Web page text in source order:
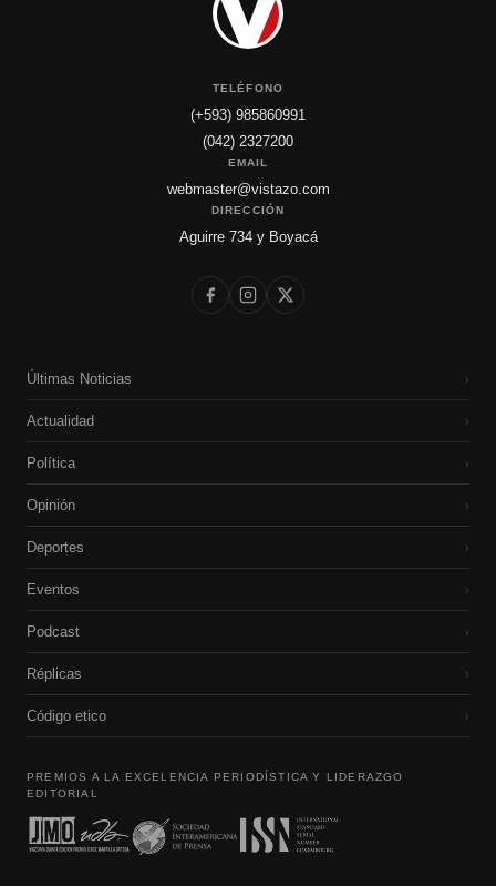
TELÉFONO
(+593) 985860991
(042) 2327200
EMAIL
webmaster@vistazo.com
DIRECCIÓN
Aguirre 734 y Boyacá
Últimas Noticias ›
Actualidad ›
Política ›
Opinión ›
Deportes ›
Eventos ›
Podcast ›
Réplicas ›
Código etico ›
PREMIOS A LA EXCELENCIA PERIODÍSTICA Y LIDERAZGO
EDITORIAL